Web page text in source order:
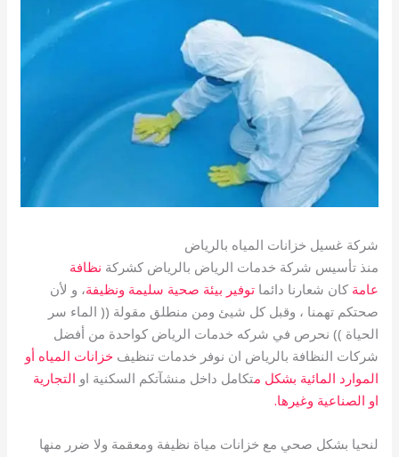
شركة غسيل خزانات المياه بالرياض
منذ تأسيس شركة خدمات الرياض بالرياض كشركة نظافة
عامة كان شعارنا دائما توفير بيئة صحية سليمة ونظيفة، و لأن
صحتكم تهمنا ، وقبل كل شيئ ومن منطلق مقولة (( الماء سر
الحياة )) نحرص في شركه خدمات الرياض كواحدة من أفضل
شركات النظافة بالرياض ان نوفر خدمات تنظيف خزانات المياه أو
الموارد المائية بشكل متكامل داخل منشآتكم السكنية او التجارية
او الصناعية وغيرها.
لنحيا بشكل صحي مع خزانات مياة نظيفة ومعقمة ولا ضرر منها